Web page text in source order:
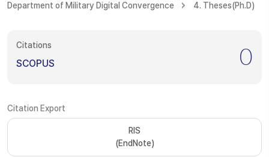
Department of Military Digital Convergence
4. Theses(Ph.D)
Citations
SCOPUS 0
Citation Export
RIS
(EndNote)